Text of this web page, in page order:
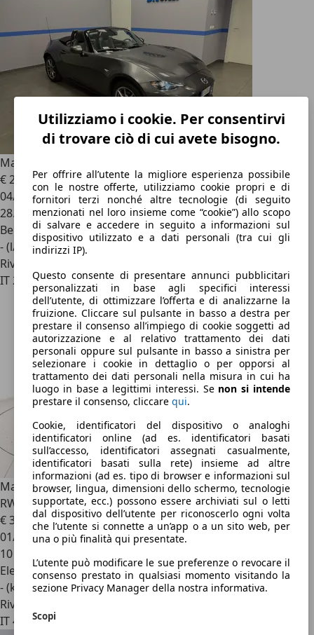
Utilizziamo i cookie. Per consentirvi
di trovare ciò di cui avete bisogno.
Per offrire all’utente la migliore esperienza possibile
con le nostre offerte, utilizziamo cookie propri e di
fornitori terzi nonché altre tecnologie (di seguito
menzionati nel loro insieme come “cookie”) allo scopo
di salvare e accedere in seguito a informazioni sul
dispositivo utilizzato e a dati personali (tra cui gli
indirizzi IP).
Questo consente di presentare annunci pubblicitari
personalizzati in base agli specifici interessi
dell’utente, di ottimizzare l’offerta e di analizzarne la
fruizione. Cliccare sul pulsante in basso a destra per
prestare il consenso all’impiego di cookie soggetti ad
autorizzazione e al relativo trattamento dei dati
personali oppure sul pulsante in basso a sinistra per
selezionare i cookie in dettaglio o per opporsi al
trattamento dei dati personali nella misura in cui ha
luogo in base a legittimi interessi. Se non si intende
prestare il consenso, cliccare qui.
Cookie, identificatori del dispositivo o analoghi
identificatori online (ad es. identificatori basati
sull’accesso, identificatori assegnati casualmente,
identificatori basati sulla rete) insieme ad altre
informazioni (ad es. tipo di browser e informazioni sul
browser, lingua, dimensioni dello schermo, tecnologie
supportate, ecc.) possono essere archiviati sul o letti
dal dispositivo dell’utente per riconoscerlo ogni volta
che l’utente si connette a un’app o a un sito web, per
una o più finalità qui presentate.
L’utente può modificare le sue preferenze o revocare il
consenso prestato in qualsiasi momento visitando la
sezione Privacy Manager della nostra informativa.
Scopi
Mazda MX-5
€ 28.990
04/2024
28.000 km
Benzina
- (l/100 km)
Rivenditore
IT 20099
Mazda MX-52024 MX-5 2ST 1.5L SKYACTIV-G 132ps 6MT
RWD Kazari
€ 31.4001
01/2026
10 km
Elettrica/Benzina
- (kWh/100 km)
Rivenditore
IT 46047